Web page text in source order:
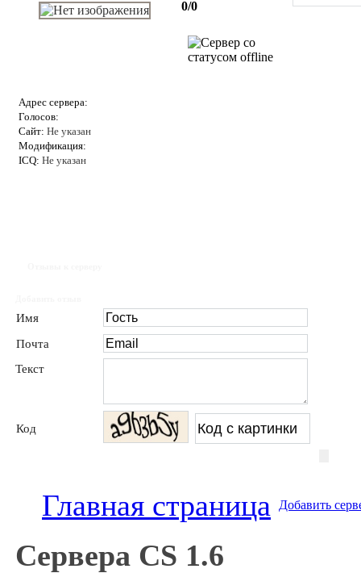
0/0
Адрес сервера:
Голосов:
Сайт: Не указан
Модификация:
ICQ: Не указан
Имя
Почта
Текст
Код
Главная страница Добавить
Сервера CS 1.6